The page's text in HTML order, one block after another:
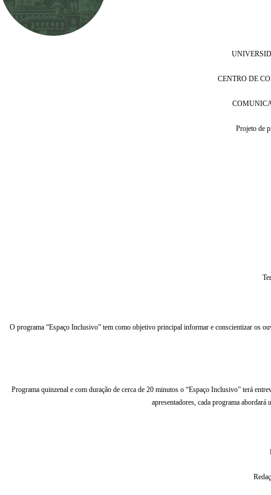
CENTRO DE
Projeto de
Terça-
O programa “Espaço Inclusivo” tem como objetivo principal informar e conscientizar os
Programa quinzenal e com duração de cerca de 20 minutos o “Espaço Inclusivo” terá
apresentadores, cada programa